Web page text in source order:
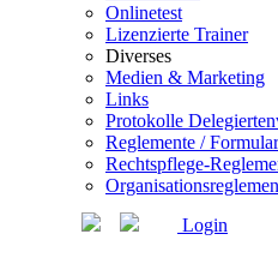
Onlinetest
Lizenzierte Trainer
Diverses
Medien & Marketing
Links
Protokolle
Reglemente /
Rechtspflege-
Login